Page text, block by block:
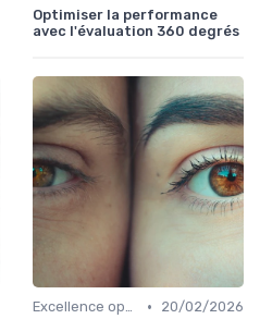
Optimiser la performance
avec l'évaluation 360 degrés
Excellence opérationnelle •
20/02/2026